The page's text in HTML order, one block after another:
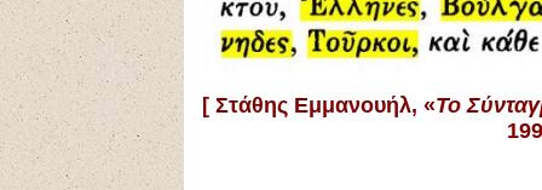
[ Στάθης Εμμανουήλ, «Το